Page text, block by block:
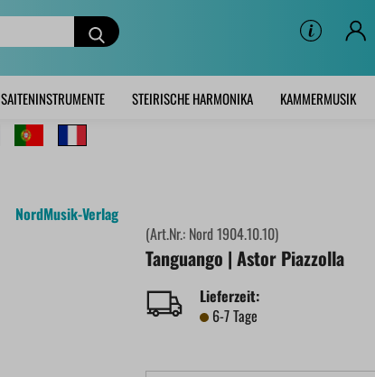
Suche...
SAITENINSTRUMENTE STEIRISCHE HARMONIKA KAMMERMUSIK
NordMusik-Verlag
(Art.Nr.: Nord 1904.10.10)
Tanguango | Astor Piazzolla
Lieferzeit:
6-7 Tage